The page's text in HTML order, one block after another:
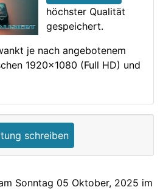
höchster Qualität
gespeichert.
je nach angebotenem
1920x1080 (Full HD) und
schreiben
Sonntag 05 Oktober, 2025 im